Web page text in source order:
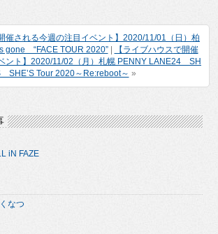
催される今週の注目イベント】2020/11/01（日）柏
gone “FACE TOUR 2020”|
【ライブハウスで開催
ント】2020/11/02（月）札幌 PENNY LANE24 SH
SHE’S Tour 2020～Re:reboot～ »
iN FAZE
なつ